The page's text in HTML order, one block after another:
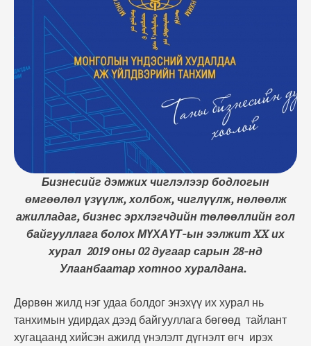
хурал нь танхимын удирдах дээд байгууллага
бөгөөд тайлант хугацаанд хийсэн ажилд үнэлэлт
дүгнэлт өгч ирэх жилүүдийн зорилтоо
тодорхойлох, …
Бизнесийг дэмжих чиглэлээр бодлогын
өмгөөлөл үзүүлж, холбож, чиглүүлж, нөлөөлж
ажилладаг, бизнес эрхлэгчдийн төлөөллийн гол
байгууллага болох МҮХАҮТ-ын ээлжит XX их
хурал 2019 оны 02 дугаар сарын 28-нд
Улаанбаатар хотноо хуралдана.
Дөрвөн жилд нэг удаа болдог энэхүү их хурал нь
танхимын удирдах дээд байгууллага бөгөөд тайлант
хугацаанд хийсэн ажилд үнэлэлт дүгнэлт өгч ирэх